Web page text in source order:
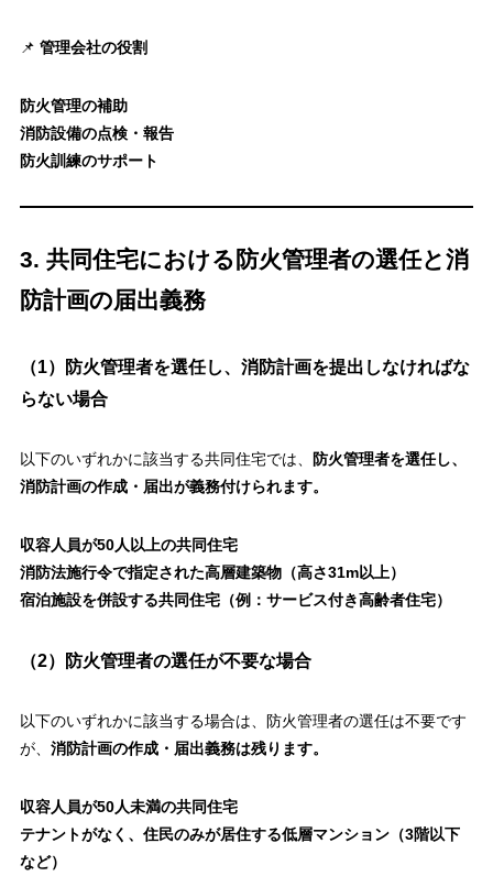
📌 管理会社の役割
防火管理の補助
消防設備の点検・報告
防火訓練のサポート
3. 共同住宅における防火管理者の選任と消
防計画の届出義務
（1）防火管理者を選任し、消防計画を提出しなければな
らない場合
以下のいずれかに該当する共同住宅では、
防火管理者を選任し、
消防計画の作成・届出が義務付けられます。
収容人員が50人以上の共同住宅
消防法施行令で指定された高層建築物（高さ31m以上）
宿泊施設を併設する共同住宅（例：サービス付き高齢者住宅）
（2）防火管理者の選任が不要な場合
以下のいずれかに該当する場合は、防火管理者の選任は不要です
が、 消防計画の作成・届出義務は残ります。
収容人員が50人未満の共同住宅
テナントがなく、住民のみが居住する低層マンション（3階以下
など）